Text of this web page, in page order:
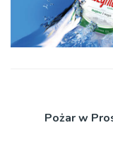
Pożar w